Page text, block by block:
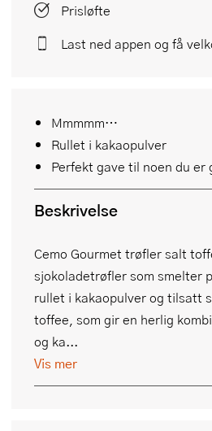
Mmmmm…
Rullet i kakaopulver
Perfekt gave til noen du er
Beskrivelse
Cemo Gourmet trøfler salt
sjokoladetrøfler som smelter
rullet i kakaopulver og tilsatt
toffee, som gir en herlig
og ka...
Vis mer
Prisløfte
Last ned appen og få